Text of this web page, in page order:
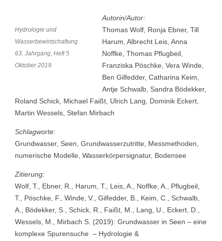
Hydrologie und
Wasserbewirtschaftung
63. Jahrgang, Heft 5
Oktober 2019
Autorin/Autor:
Thomas Wolf, Ronja Ebner, Till
Harum, Albrecht Leis, Anna
Noffke, Thomas Pflugbeil,
Franziska Pöschke, Vera Winde,
Ben Gilfedder, Catharina Keim,
Antje Schwalb, Sandra Bödekker,
Roland Schick, Michael Faißt, Ulrich Lang, Dominik Eckert,
Martin Wessels, Stefan Mirbach
Schlagworte:
Grundwasser, Seen, Grundwasserzutritte, Messmethoden,
numerische Modelle, Wasserkörpersignatur, Bodensee
Zitierung:
Wolf, T., Ebner, R., Harum, T., Leis, A., Noffke, A., Pflugbeil,
T., Pöschke, F., Winde, V., Gilfedder, B., Keim, C., Schwalb,
A., Bödekker, S., Schick, R., Faißt, M., Lang, U., Eckert, D.,
Wessels, M., Mirbach S. (2019): Grundwasser in Seen – eine
komplexe Spurensuche – Hydrologie &